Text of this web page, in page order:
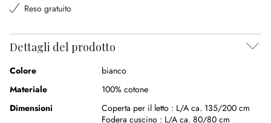
Reso gratuito
Dettagli del prodotto
Colore
bianco
Materiale
100% cotone
Dimensioni
Coperta per il letto : L/A ca. 135/200 cm
Fodera cuscino : L/A ca. 80/80 cm